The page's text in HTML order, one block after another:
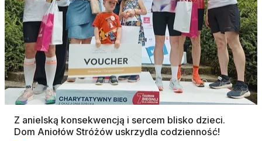
Z anielską konsekwencją i sercem blisko dzieci.
Dom Aniołów Stróżów uskrzydla codzienność!